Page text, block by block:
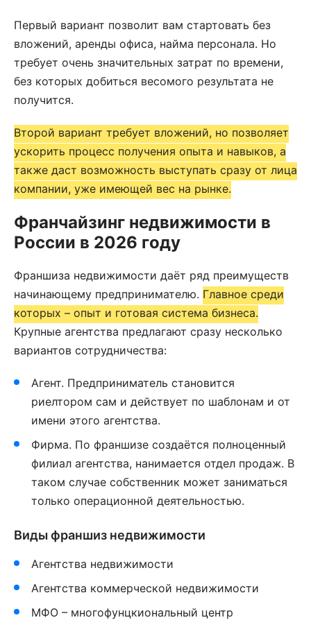
Первый вариант позволит вам стартовать без
вложений, аренды офиса, найма персонала. Но
требует очень значительных затрат по времени,
без которых добиться весомого результата не
получится.
Второй вариант требует вложений, но позволяет
ускорить процесс получения опыта и навыков, а
также даст возможность выступать сразу от лица
компании, уже имеющей вес на рынке.
Франчайзинг недвижимости в
России в 2026 году
Франшиза недвижимости даёт ряд преимуществ
начинающему предпринимателю. Главное среди
которых – опыт и готовая система бизнеса.
Крупные агентства предлагают сразу несколько
вариантов сотрудничества:
Агент. Предприниматель становится
риелтором сам и действует по шаблонам и от
имени этого агентства.
Фирма. По франшизе создаётся полноценный
филиал агентства, нанимается отдел продаж. В
таком случае собственник может заниматься
только операционной деятельностью.
Виды франшиз недвижимости
Агентства недвижимости
Агентства коммерческой недвижимости
МФО – многофунцкиональный центр